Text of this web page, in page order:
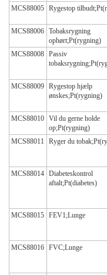
MCS88005 Rygestop
MCS88006 Tobaksrygning
ophørt;Pt(rygning)
MCS88008 Passiv
MCS88009 Rygestop hjælp
ønskes;Pt(rygning)
MCS88010 Vil du gerne holde
op;Pt(rygning)
MCS88011
Ryger du
MCS88014 Diabeteskontrol
aftalt;Pt(diabetes)
MCS88015 FEV1;Lunge
MCS88016 FVC;Lunge